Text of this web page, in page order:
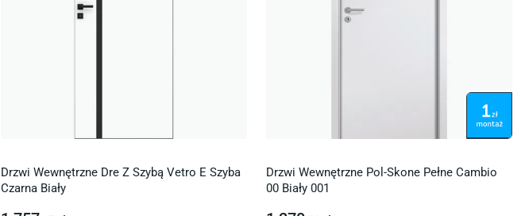
Drzwi Wewnętrzne Dre Z Szybą Vetro E Szyba
Czarna Biały
Drzwi Wewnętrzne Pol-Skone Pełne Cambio
00 Biały 001